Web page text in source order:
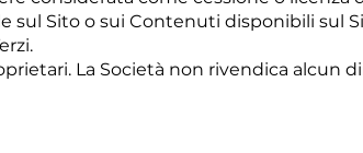
sul Sito o sui Contenuti disponibili sul
La Società non rivendica alcun